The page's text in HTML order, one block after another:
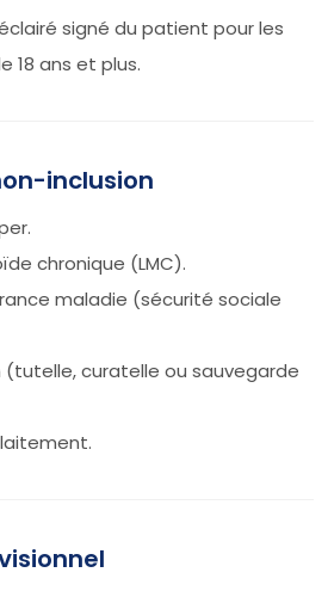
signé du patient pour les
18 ans et plus.
inclusion
chronique (LMC).
maladie (sécurité sociale
curatelle ou sauvegarde